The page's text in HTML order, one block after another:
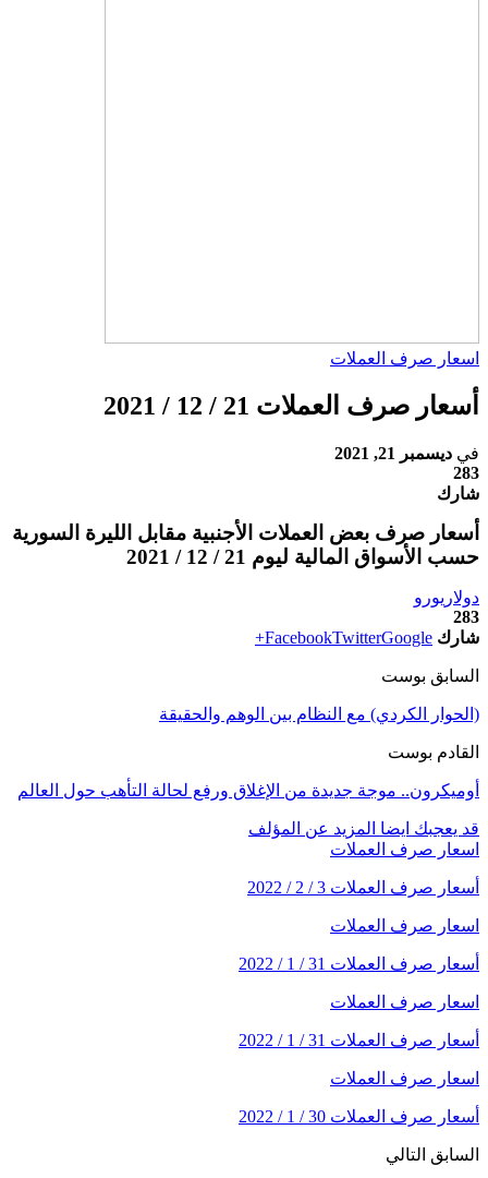
اسعار صرف العملات
أسعار صرف العملات 21 / 12 / 2021
في ديسمبر 21, 2021
283
شارك
أسعار صرف بعض العملات الأجنبية مقابل الليرة السورية
حسب الأسواق المالية ليوم 21 / 12 / 2021
دولار يورو
283
شارك
FacebookTwitterGoogle+
السابق بوست
(الحوار الكردي) مع النظام بين الوهم والحقيقة
القادم بوست
أوميكرون.. موجة جديدة من الإغلاق ورفع لحالة التأهب حول العالم
قد يعجبك ايضا المزيد عن المؤلف
اسعار صرف العملات
أسعار صرف العملات 3 / 2 / 2022
اسعار صرف العملات
أسعار صرف العملات 31 / 1 / 2022
اسعار صرف العملات
أسعار صرف العملات 31 / 1 / 2022
اسعار صرف العملات
أسعار صرف العملات 30 / 1 / 2022
السابق التالي